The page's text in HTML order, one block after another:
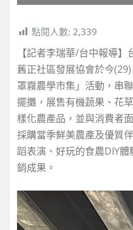
點閱人數: 2,339
【記者李瑞華/台中報導
舊正社區發展協會於今
罩霧農學市集」活動，串
擺攤，展售有機蔬果、花
樣化農產品，並與消費者
採購當季鮮美農產及優質
蹈表演、好玩的食農DIY
銷成果。